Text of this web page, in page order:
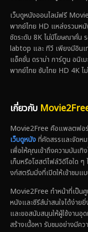
เว็บดูหนังออนไลน์ฟรี
พากย์ไทย HD แหล่งรวมห
ชัดระดับ 8K ไม่มีโฆษณาคั่
labtop และ ทีวี เพียงมีอิน
แอ็คชั่น ดราม่า การ์ตูน อนิเ
พากย์ไทย ซับไทย HD 4K
เกี่ยวกับ
Movie2Free คือแพลตฟอ
เว็บดูหนังที่คัดสรรและจัดห
เพื่อให้คุณเข้าถึงความบันเทิ
เก็บหรือโฮสต์ไฟล์วิดีโอใด ๆ
งก์สตรีมมิ่งที่เปิดให้เข้าชมแ
Movie2Free ทำหน้าที่เป็น
หนังและซีรีส์น่าสนใจได้ง่าย
และขอสนับสนุนให้ผู้ใช้งานอุ
สร้างเนื้อหา รับชมอย่างมีคว